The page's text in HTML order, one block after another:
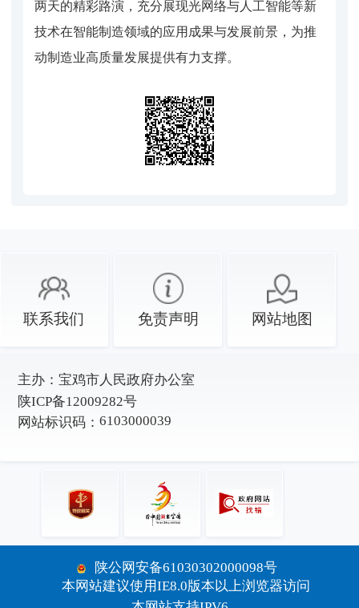
两天的精彩路演，充分展现光网络与人工智能等新
技术在智能制造领域的应用成果与发展前景，为推
动制造业高质量发展提供有力支撑。
联系我们 免责声明 网站地图
主办： 宝鸡市人民政府办公室
陕ICP备12009282号
网站标识码： 6103000039
陕公网安备61030302000098号
本网站建议使用IE8.0版本以上浏览器访问